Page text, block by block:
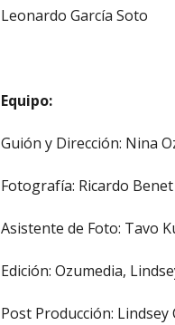
Leonardo García Soto
Equipo:
Guión y Dirección: Nina
Fotografía: Ricardo Benet
Asistente de Foto: Tavo
Edición: Ozumedia,
Post Producción: Lindsey